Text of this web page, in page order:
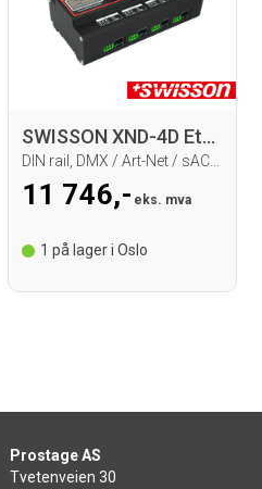
SWISSON XND-4D Ethernet DMX Node
DIN rail, DMX / Art-Net / sACN,RJ45+term
11 746,- eks. mva
1 på lager i Oslo
Prostage AS
Tvetenveien 30